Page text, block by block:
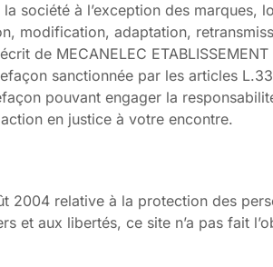
société à l’exception des marques,
modification, adaptation,
de MECANELEC ETABLISSEMENT
sanctionnée par les articles
pouvant engager la
en justice à votre encontre.
relative à la protection des
et aux libertés, ce site n’a pas fait